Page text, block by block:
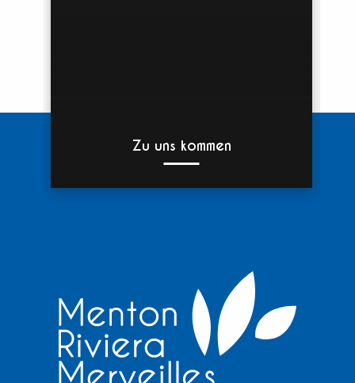
Zu uns kommen